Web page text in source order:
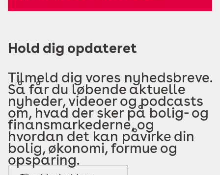
Hold dig opdateret
Tilmeld dig vores nyhedsbreve.
Så får du løbende aktuelle
nyheder, videoer og podcasts
om, hvad der sker på bolig- og
finansmarkederne, og
hvordan det kan påvirke din
bolig, økonomi, formue og
opsparing.